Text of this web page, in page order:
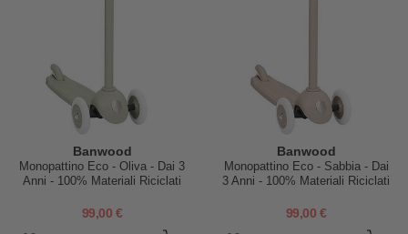
Banwood
Monopattino Eco - Oliva - Dai 3
Anni - 100% Materiali Riciclati
99,00 €
Banwood
Monopattino Eco - Sabbia - Dai
3 Anni - 100% Materiali Riciclati
99,00 €